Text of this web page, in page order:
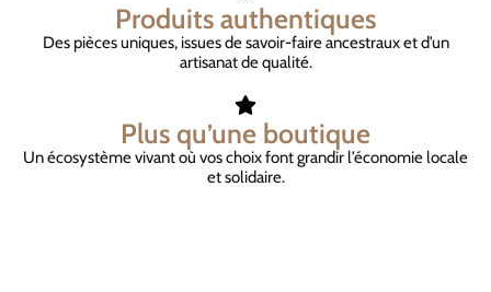
Produits authentiques
Des pièces uniques, issues de savoir-faire ancestraux et d’un
artisanat de qualité.
Plus qu’une boutique
Un écosystème vivant où vos choix font grandir l’économie locale
et solidaire.